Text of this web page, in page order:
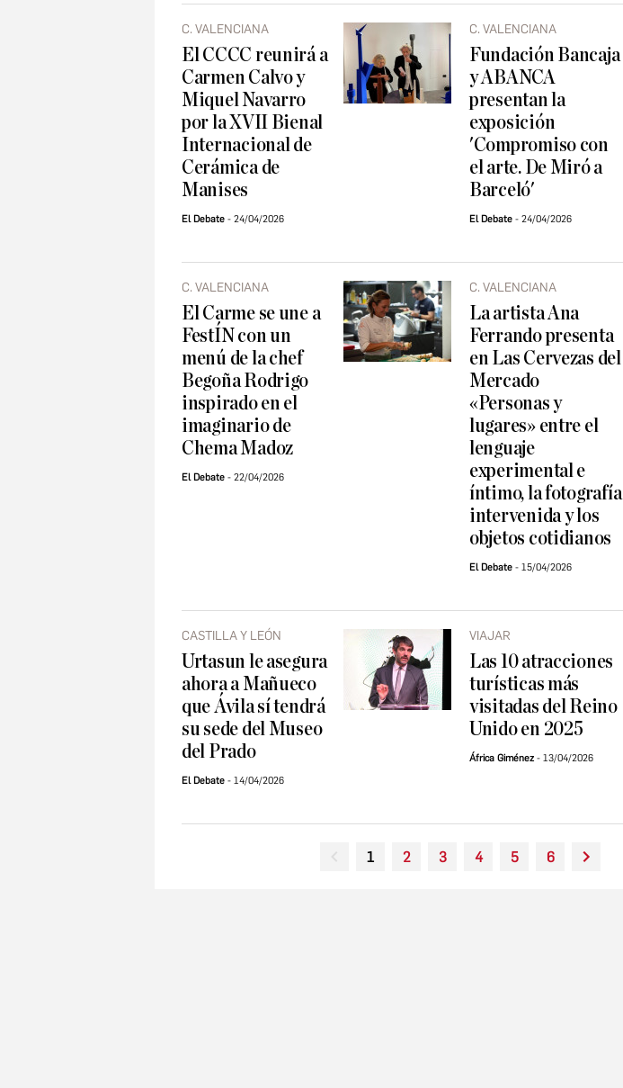
C. VALENCIANA
El CCCC reunirá a
Carmen Calvo y
Miquel Navarro
por la XVII Bienal
Internacional de
Cerámica de
Manises
El Debate 24/04/2026
C. VALENCIANA
Fundación Bancaja
y ABANCA
presentan la
exposición
'Compromiso con
el arte. De Miró a
Barceló'
El Debate 24/04/2026
C. VALENCIANA
El Carme se une a
FestÍN con un
menú de la chef
Begoña Rodrigo
inspirado en el
imaginario de
Chema Madoz
El Debate 22/04/2026
C. VALENCIANA
La artista Ana
Ferrando presenta
en Las Cervezas del
Mercado
«Personas y
lugares» entre el
lenguaje
experimental e
íntimo, la fotografía
intervenida y los
objetos cotidianos
El Debate 15/04/2026
CASTILLA Y LEÓN
Urtasun le asegura
ahora a Mañueco
que Ávila sí tendrá
su sede del Museo
del Prado
El Debate 14/04/2026
VIAJAR
Las 10 atracciones
turísticas más
visitadas del Reino
Unido en 2025
África Giménez 13/04/2026
1 2 3 4 5 6